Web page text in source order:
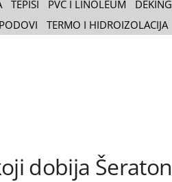
TEPISI PVC I LINOLEUM DEKING
TERMO I HIDROIZOLACIJA
dobija